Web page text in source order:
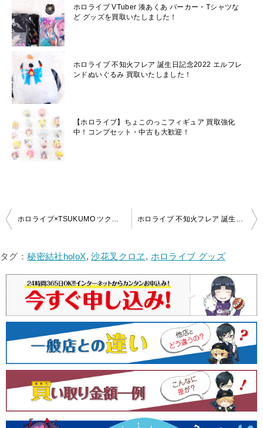
ホロライブ VTuber 湊あくあ パーカー・Tシャツな
ど グッズを買取いたしました！
ホロライブ 不知火フレア 誕生日記念2022 エルフレ
ンドぬいぐるみ 買取いたしました！
【ホロライブ】ちょこのっこフィギュア 買取強化
中！コンプセット・中古も大歓迎！
投
ナ
シ
ョ
タグ：秘密結社holoX,沙花叉クロヱ , ホロライブ グッズ